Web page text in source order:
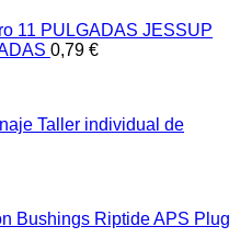
JESSUP
0,79 €
Taller individual de
Riptide APS Plug